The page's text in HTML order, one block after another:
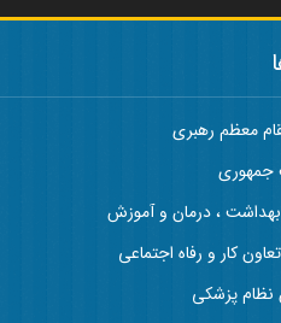
معظم رهبری
جمهوری
، درمان و آموزش
کار و رفاه اجتماعی
نظام پزشکی